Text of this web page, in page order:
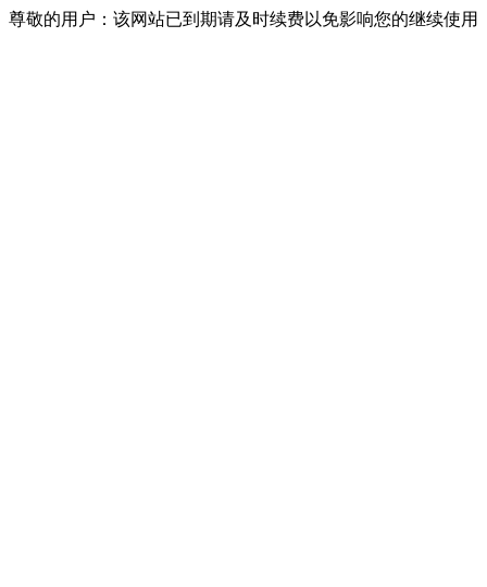
尊敬的用户：该网站已到期请及时续费以免影响您的继续使用